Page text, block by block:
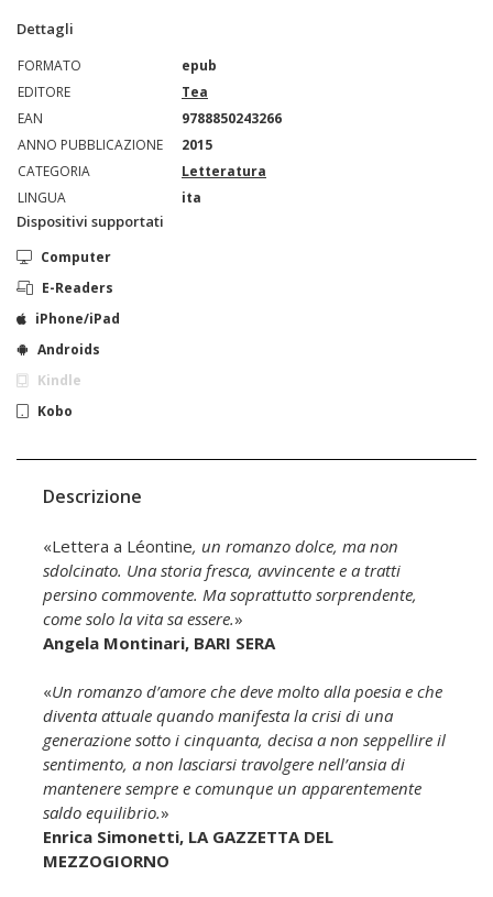
Dettagli
FORMATO
epub
EDITORE
Tea
EAN
9788850243266
ANNO PUBBLICAZIONE
2015
CATEGORIA
Letteratura
LINGUA
ita
Dispositivi supportati
Computer
E-Readers
iPhone/iPad
Androids
Kindle
Kobo
Descrizione
«Lettera a Léontine, un romanzo dolce, ma non
sdolcinato. Una storia fresca, avvincente e a tratti
persino commovente. Ma soprattutto sorprendente,
come solo la vita sa essere.»
Angela Montinari, BARI SERA
«Un romanzo d’amore che deve molto alla poesia e che
diventa attuale quando manifesta la crisi di una
generazione sotto i cinquanta, decisa a non seppellire il
sentimento, a non lasciarsi travolgere nell’ansia di
mantenere sempre e comunque un apparentemente
saldo equilibrio.»
Enrica Simonetti, LA GAZZETTA DEL
MEZZOGIORNO